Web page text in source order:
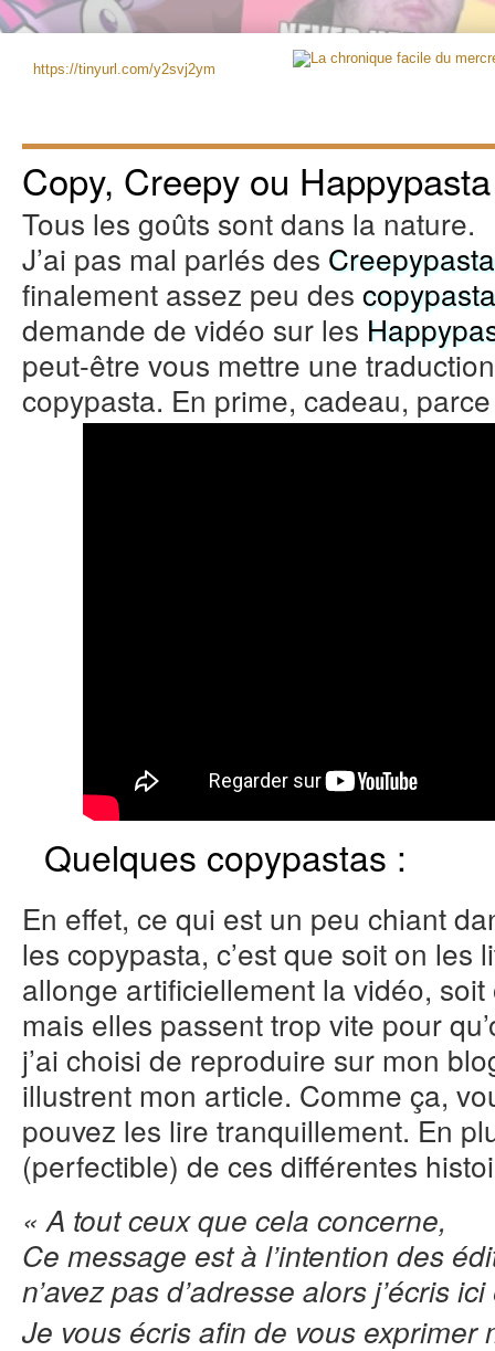
https://tinyurl.com/y2svj2ym
Copy, Creepy ou
Tous les goûts sont dans la nature.
J’ai pas mal parlés des
finalement assez peu des
demande de vidéo sur les
peut-être vous mettre une
copypasta. En prime, cadeau,
Quelques copypastas :
En effet, ce qui est un peu chiant
les copypasta, c’est que soit on les
allonge artificiellement la vidéo, soit
mais elles passent trop vite pour
j’ai choisi de reproduire sur mon
illustrent mon article. Comme ça,
pouvez les lire tranquillement. En
(perfectible) de ces différentes
« A tout ceux que cela concerne,
Ce message est à l’intention des
n’avez pas d’adresse alors j’écris
Je vous écris afin de vous